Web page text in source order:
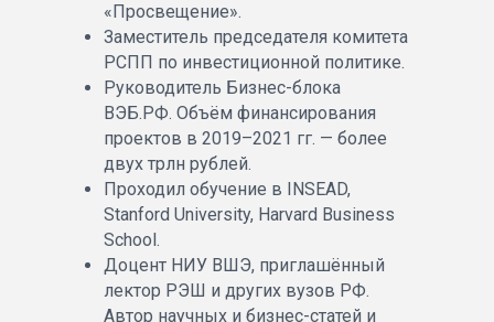
«Просвещение».
Заместитель председателя комитета
РСПП по инвестиционной политике.
Руководитель Бизнес-блока
ВЭБ.РФ. Объём финансирования
проектов в 2019–2021 гг. — более
двух трлн рублей.
Проходил обучение в INSEAD,
Stanford University, Harvard Business
School.
Доцент НИУ ВШЭ, приглашённый
лектор РЭШ и других вузов РФ.
Автор научных и бизнес-статей и